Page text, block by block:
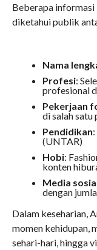
Beberapa
diketahui publik
Nama
Profesi:
profesional
Pekerjaan
di salah satu
Pendidikan
(UNTAR)
Hobi:
konten
Media
dengan
Dalam keseharian,
momen kehidupan,
sehari-hari, hingga